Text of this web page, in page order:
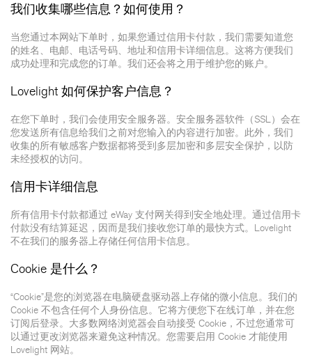
我们收集哪些信息？如何使用？
当您通过本网站下单时，如果您通过信用卡付款，我们需要知道您
的姓名、电邮、电话号码、地址和信用卡详细信息。这将方便我们
成功处理和完成您的订单。我们还会将之用于维护您的账户。
Lovelight 如何保护客户信息？
在您下单时，我们会使用安全服务器。安全服务器软件（SSL）会在
您发送所有信息给我们之前对您输入的内容进行加密。此外，我们
收集的所有敏感客户数据都将受到多层加密和多层安全保护，以防
未经授权的访问。
信用卡详细信息
所有信用卡付款都通过 eWay 支付网关得到安全地处理。通过信用卡
付款没有结算延迟，因而是我们接收您订单的最快方式。Lovelight
不在我们的服务器上存储任何信用卡信息。
Cookie 是什么？
“Cookie”是您的浏览器在电脑硬盘驱动器上存储的微小信息。我们的
Cookie 不包含任何个人身份信息。它将方便您下在线订单，并在您
订阅后登录。大多数网络浏览器会自动接受 Cookie，不过您通常可
以通过更改浏览器来避免这种情况。您需要启用 Cookie 才能使用
Lovelight 网站。